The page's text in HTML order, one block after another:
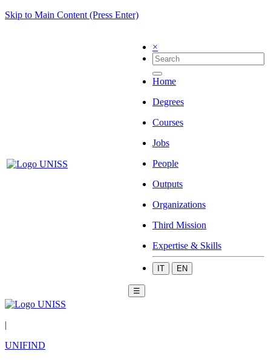
Skip to Main Content (Press Enter)
×
Home
Degrees
Courses
Jobs
People
Outputs
Organizations
Third Mission
Expertise & Skills
IT EN
☰
|
UNIFIND